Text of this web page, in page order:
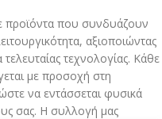
προϊόντα που συνδυάζουν
αξιοποιώντας
τεχνολογίας. Κάθε
με προσοχή στη
να εντάσσεται φυσικά
σας. Η συλλογή μας